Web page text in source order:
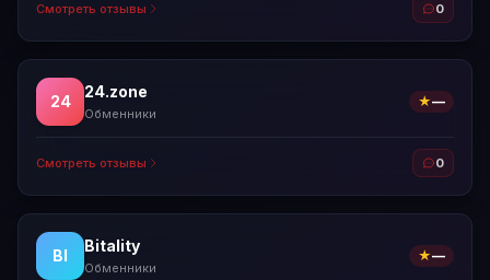
Смотреть отзывы 0
24
24.zone
Обменники
★—
Смотреть отзывы 0
BI
Bitality
Обменники
★—